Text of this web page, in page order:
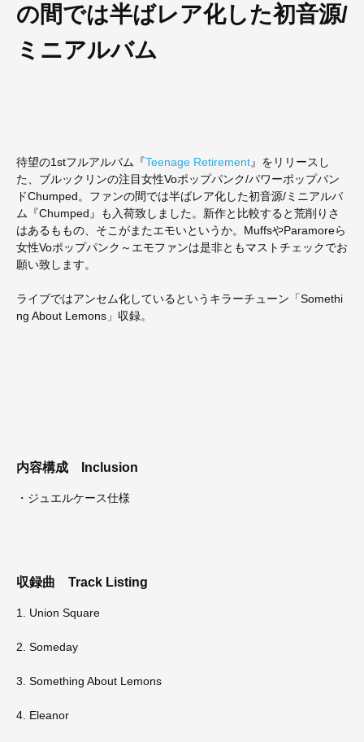
の間では半ばレア化した初音源/
ミニアルバム
待望の1stフルアルバム『Teenage Retirement』をリリースし
た、ブルックリンの注目女性Voポップパンク/パワーポップバン
ドChumped。ファンの間では半ばレア化した初音源/ミニアルバ
ム『Chumped』も入荷致しました。新作と比較すると荒削りさ
はあるももの、そこがまたエモいというか。MuffsやParamoreら
女性Voポップパンク～エモファンは是非ともマストチェックでお
願い致します。
ライブではアンセム化しているというキラーチューン「Somethi
ng About Lemons」収録。
内容構成 Inclusion
・ジュエルケース仕様
収録曲 Track Listing
1. Union Square
2. Someday
3. Something About Lemons
4. Eleanor